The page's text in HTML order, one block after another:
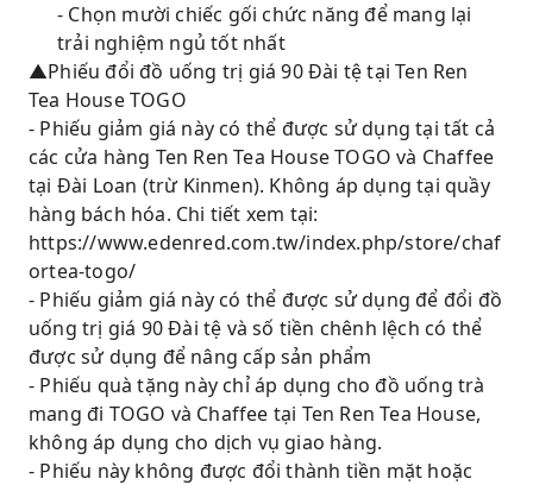
- Chọn mười chiếc gối chức năng để mang lại
trải nghiệm ngủ tốt nhất
▲Phiếu đổi đồ uống trị giá 90 Đài tệ tại Ten Ren
Tea House TOGO
- Phiếu giảm giá này có thể được sử dụng tại tất cả
các cửa hàng Ten Ren Tea House TOGO và Chaffee
tại Đài Loan (trừ Kinmen). Không áp dụng tại quầy
hàng bách hóa. Chi tiết xem tại:
https://www.edenred.com.tw/index.php/store/chaf
ortea-togo/
- Phiếu giảm giá này có thể được sử dụng để đổi đồ
uống trị giá 90 Đài tệ và số tiền chênh lệch có thể
được sử dụng để nâng cấp sản phẩm
- Phiếu quà tặng này chỉ áp dụng cho đồ uống trà
mang đi TOGO và Chaffee tại Ten Ren Tea House,
không áp dụng cho dịch vụ giao hàng.
- Phiếu này không được đổi thành tiền mặt hoặc